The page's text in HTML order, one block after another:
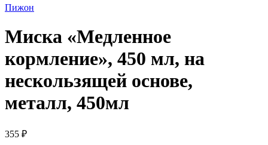
Пижон
Миска «Медленное
кормление», 450 мл, на
нескользящей основе,
металл, 450мл
355 ₽